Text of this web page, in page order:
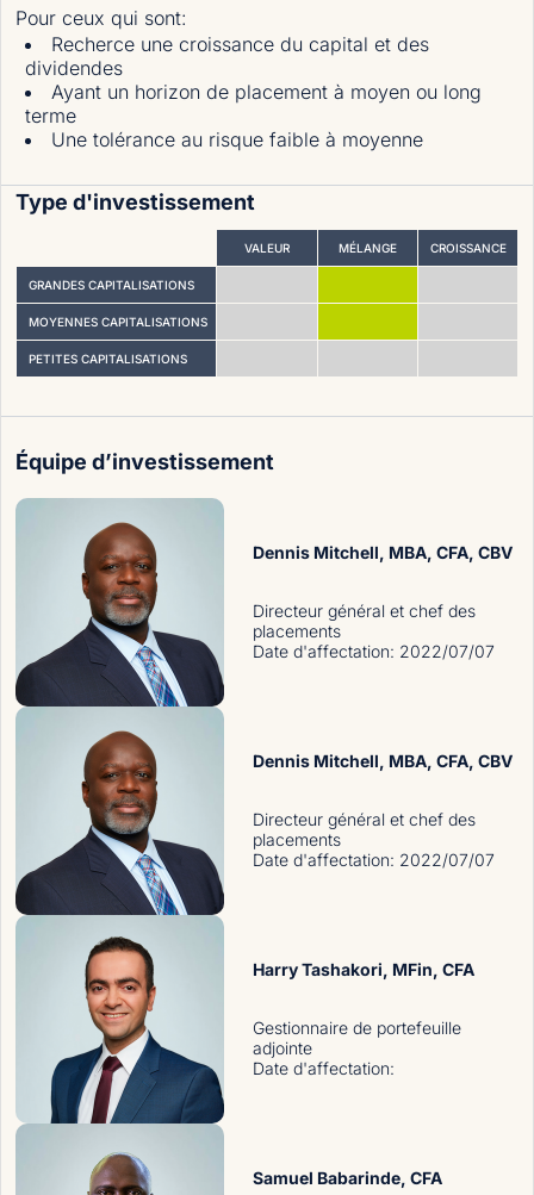
Pour ceux qui sont:
Recherce une croissance du capital et des
dividendes
Ayant un horizon de placement à moyen ou long
terme
Une tolérance au risque faible à moyenne
Type d'investissement
VALEUR MÉLANGE CROISSANCE
GRANDES CAPITALISATIONS
MOYENNES CAPITALISATIONS
PETITES CAPITALISATIONS
Équipe d’investissement
Dennis Mitchell, MBA, CFA, CBV
Directeur général et chef des
placements
Date d'affectation: 2022/07/07
Dennis Mitchell, MBA, CFA, CBV
Directeur général et chef des
placements
Date d'affectation: 2022/07/07
Harry Tashakori, MFin, CFA
Gestionnaire de portefeuille
adjointe
Date d'affectation:
Samuel Babarinde, CFA